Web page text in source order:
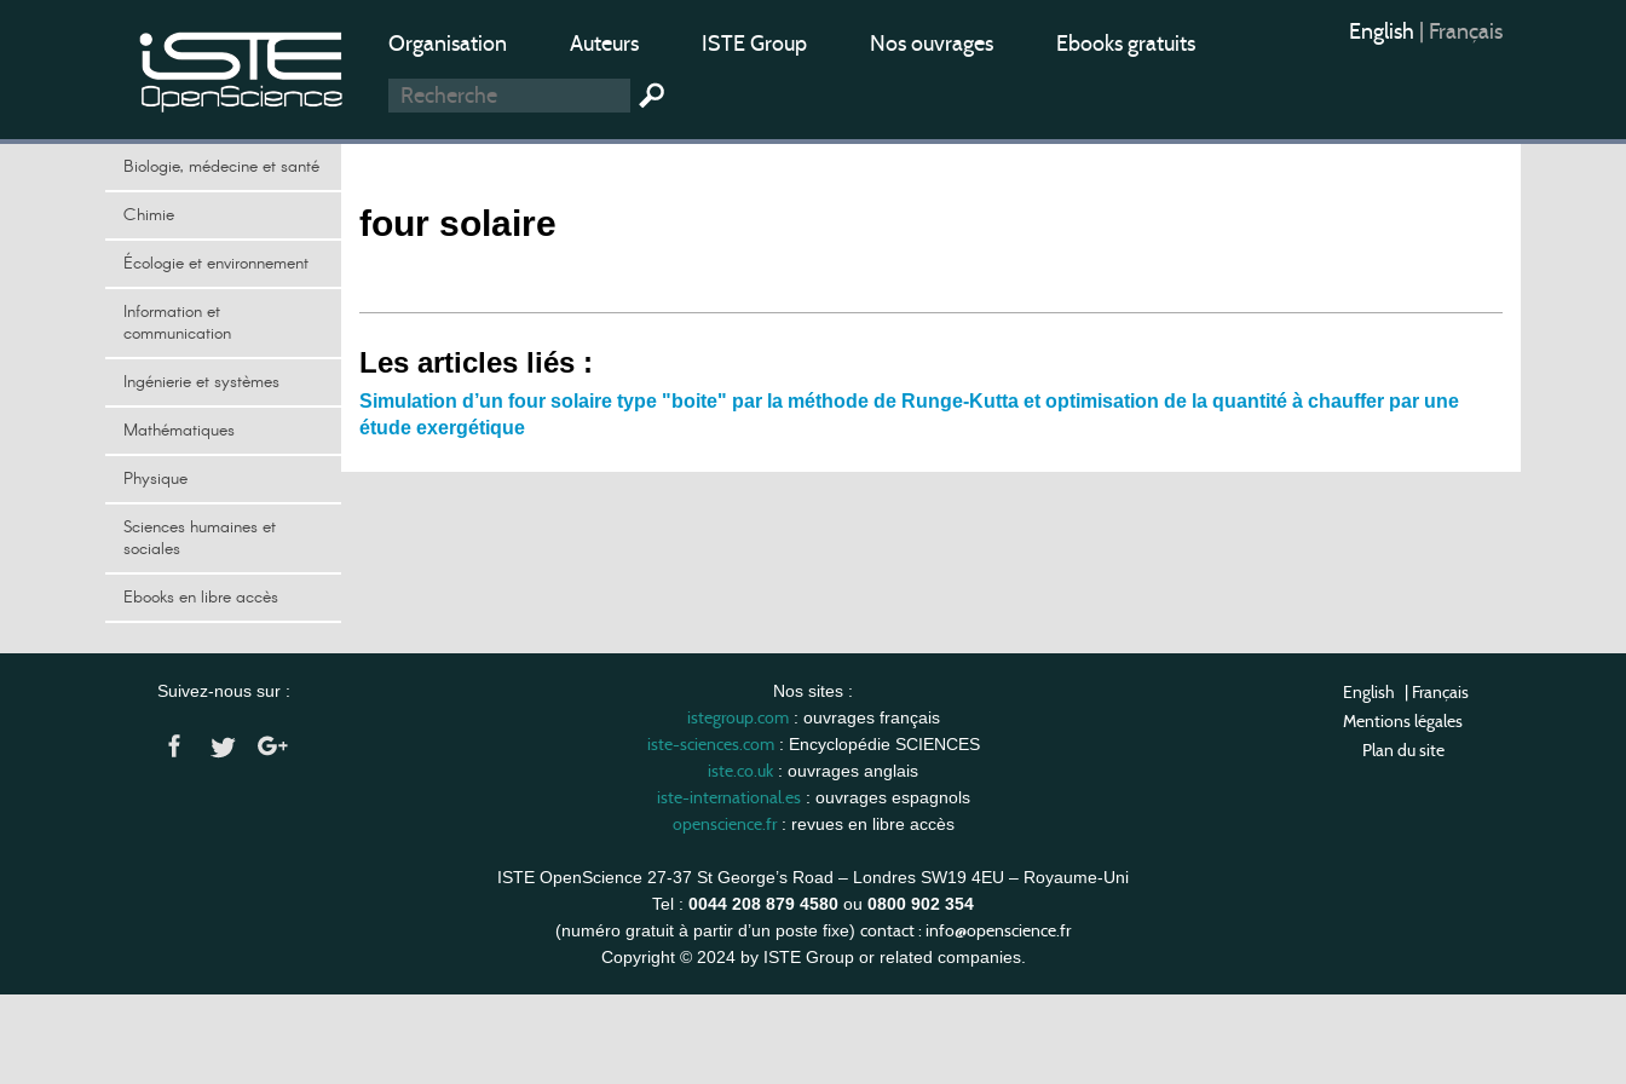
Organisation Auteurs ISTE Group Nos ouvrages Ebooks gratuits English Français
Biologie, médecine et santé
Chimie
Écologie et environnement
Information et
communication
Ingénierie et systèmes
Mathématiques
Physique
Sciences humaines et
sociales
Ebooks en libre accès
four solaire
Les articles liés :
Simulation d’un four solaire type "boite" par la méthode de Runge-Kutta et optimisation de la quantité à chauffer par une
étude exergétique
Suivez-nous sur : Nos sites :
istegroup.com: ouvrages français
iste-sciences.com: Encyclopédie SCIENCES
iste.co.uk : ouvrages anglais
iste-international.es: ouvrages espagnols
openscience.fr: revues en libre accès
ISTE OpenScience 27-37 St George’s Road – Londres SW19 4EU – Royaume-Uni
Tel : 0044 208 879 4580 ou 0800 902 354
(numéro gratuit à partir d’un poste fixe) contact : info@openscience.fr
Copyright © 2024 by ISTE Group or related companies.
English | Français
Mentions légales
Plan du site